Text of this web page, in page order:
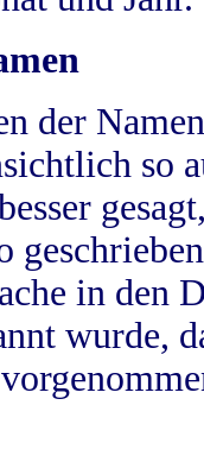
der
so
in
wurde,